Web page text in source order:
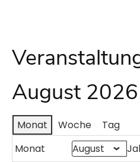
August 2026
Monat Woche
Tag
Monat